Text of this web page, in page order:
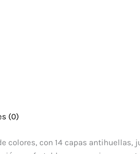
(0)
colores, con 14 capas